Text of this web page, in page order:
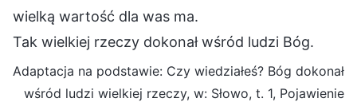
wielką wartość dla was ma.
Tak wielkiej rzeczy dokonał wśród ludzi Bóg.
Adaptacja na podstawie: Czy wiedziałeś? Bóg dokonał
wśród ludzi wielkiej rzeczy, w: Słowo, t. 1, Pojawienie